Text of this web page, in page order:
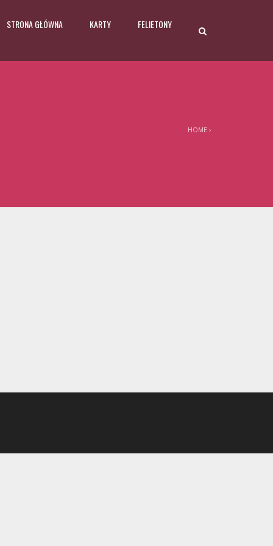
STRONA GŁÓWNA KARTY FELIETONY
HOME ›